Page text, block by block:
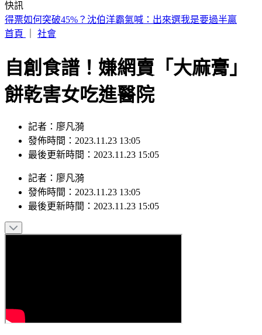
快訊
林志玲帶4歲兒出遊！母子合照曝光 粉色穿搭嫩回少女感
首頁
社會
自創食譜！嫌網賣「大麻膏」
餅乾害女吃進醫院
記者：廖凡漪
發佈時間：2023.11.23 13:05
最後更新時間：2023.11.23 15:05
記者 ： 廖凡漪
發佈時間： 2023.11.23 13:05
最後更新時間： 2023.11.23 15:05